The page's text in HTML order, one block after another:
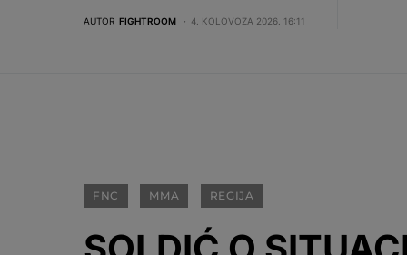
AUTOR FIGHTROOM 4. KOLOVOZA 2026. 16:11
FNC MMA REGIJA